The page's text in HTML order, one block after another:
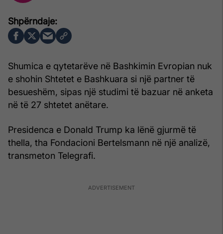
Shumica e qytetarëve në Bashkimin Evropian nuk
e shohin Shtetet e Bashkuara si një partner të
besueshëm, sipas një studimi të bazuar në anketa
në të 27 shtetet anëtare.
Presidenca e Donald Trump ka lënë gjurmë të
thella, tha Fondacioni Bertelsmann në një analizë,
transmeton Telegrafi.